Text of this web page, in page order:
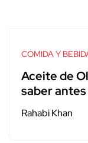
COMIDA Y
Aceite de
saber
Rahabi Khan